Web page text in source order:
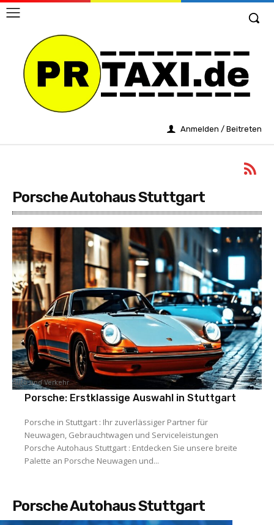
Anmelden / Beitreten
Porsche Autohaus Stuttgart
Auto und Verkehr
Porsche: Erstklassige Auswahl in Stuttgart
Porsche in Stuttgart : Ihr zuverlässiger Partner für
Neuwagen, Gebrauchtwagen und Serviceleistungen
Porsche Autohaus Stuttgart : Entdecken Sie unsere breite
Palette an Porsche Neuwagen und...
Porsche Autohaus Stuttgart